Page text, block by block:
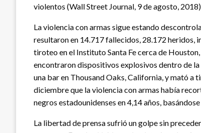
violentos (Wall Street Journal, 9 de agosto,
La violencia con armas sigue estando
resultaron en 14.717 fallecidos, 28.172 heridos,
tiroteo en el Instituto Santa Fe cerca de
encontraron dispositivos explosivos dentro de
una bar en Thousand Oaks, California, y mató
diciembre que la violencia con armas había
negros estadounidenses en 4,14 años,
La libertad de prensa sufrió un golpe sin